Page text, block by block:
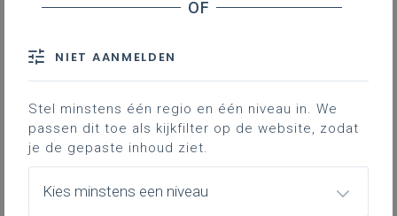
Malware wordt op steeds grotere
schaal verspreid en richt steeds
meer schade aan. Elke
onderwijsinstelling verwerkt op
grote schaal digitale gegevens en is
in grote mate afhankelijk van ICT-
systemen. Het is de moeite waard
om te investeren in cybersecurity.
NIET AANMELDEN
Stel minstens één regio en één niveau in. We
passen dit toe als kijkfilter op de website, zodat
je de gepaste inhoud ziet.
Kies minstens een niveau